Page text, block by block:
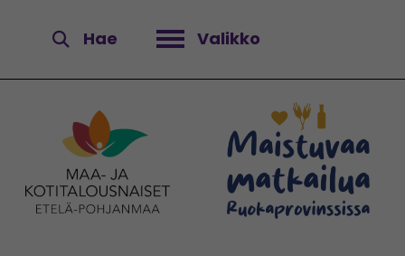
Hae Valikko
Avaa valikko